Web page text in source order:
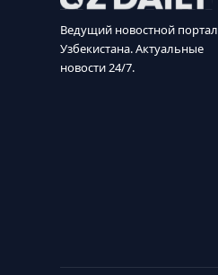
Ведущий новостной портал
Узбекистана. Актуальные
новости 24/7.